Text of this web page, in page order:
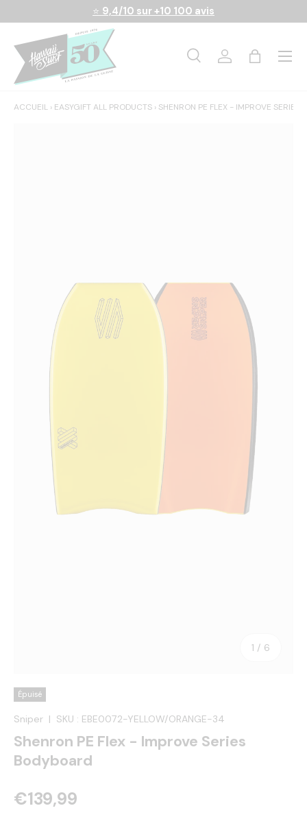
Aller au contenu
⭐ 9,4/10 sur +10 100 avis
Rechercher
RechercheSe connecter
Panier
Menu
ACCUEIL › EASYGIFT ALL PRODUCTS › SHENRON PE FLEX - IMPROVE SERIES
1 / de
6
Épuisé
Sniper | SKU : EBE0072-YELLOW/ORANGE-34
Shenron PE Flex - Improve Series
Bodyboard
€139,99